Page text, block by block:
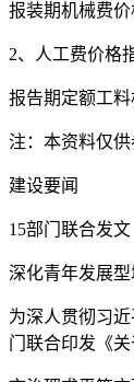
报装期机械费
2、人工费价格
报告期定额工
注：本资料仅
建设要闻
15部门联合发文
深化青年发展
为深人贯彻习
门联合印发《